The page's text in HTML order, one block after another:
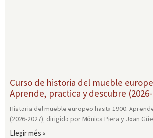
Curso de historia del mueble
Aprende, practica y descubre (2026-
Historia del mueble europeo hasta 1900.
(2026-2027), dirigido por Mónica Piera y Joan
Llegir més »